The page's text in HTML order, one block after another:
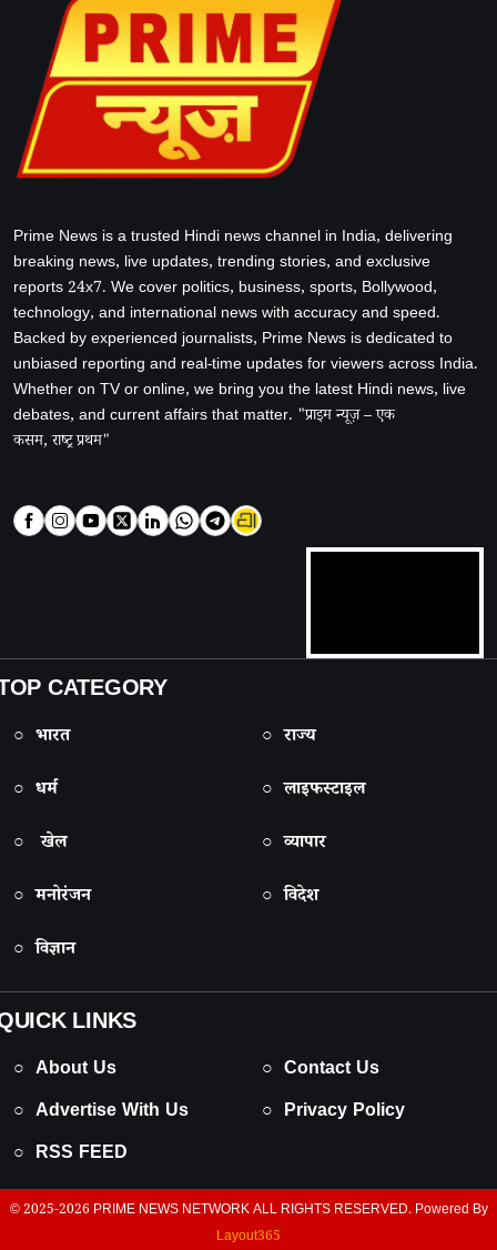
Prime News is a trusted Hindi news channel in India, delivering
breaking news, live updates, trending stories, and exclusive
reports 24x7. We cover politics, business, sports, Bollywood,
technology, and international news with accuracy and speed.
Backed by experienced journalists, Prime News is dedicated to
unbiased reporting and real-time updates for viewers across India.
Whether on TV or online, we bring you the latest Hindi news, live
debates, and current affairs that matter. "प्राइम न्यूज़ – एक
कसम, राष्ट्र प्रथम"
CATEGORY
○ भारत
○ राज्य
○ धर्म
○ लाइफस्टाइल
○ खेल
○ व्यापार
○ मनोरंजन
○ विदेश
○ विज्ञान
LINKS
○ About Us
○ Contact Us
○ Advertise With Us
○ Privacy Policy
○ RSS FEED
© 2025-2026 PRIME NEWS NETWORKALL RIGHTS RESERVED. Powered By
Layout365